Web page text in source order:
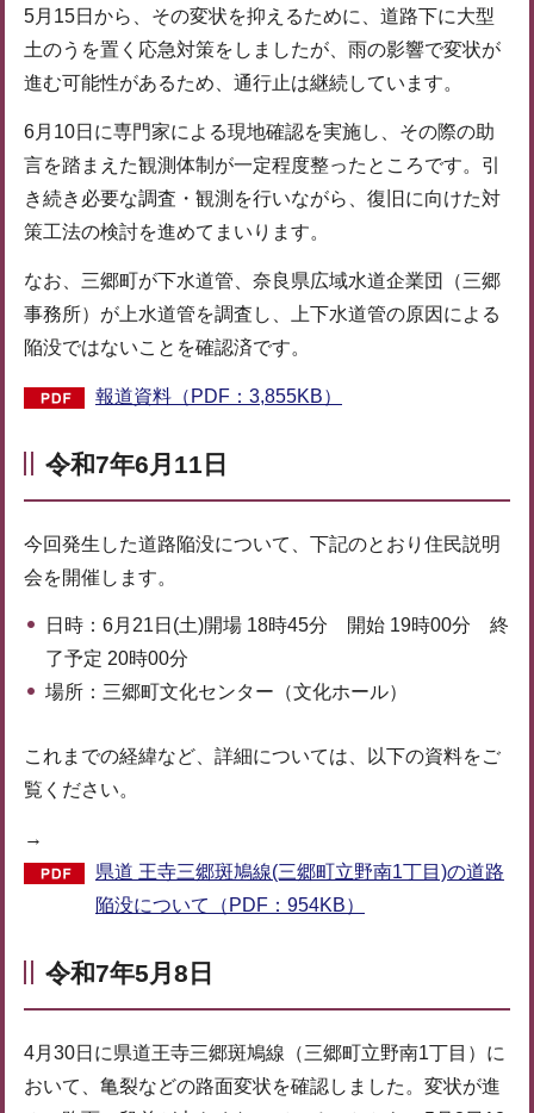
5月15日から、その変状を抑えるために、道路下に大型
土のうを置く応急対策をしましたが、雨の影響で変状が
進む可能性があるため、通行止は継続しています。
6月10日に専門家による現地確認を実施し、その際の助
言を踏まえた観測体制が一定程度整ったところです。引
き続き必要な調査・観測を行いながら、復旧に向けた対
策工法の検討を進めてまいります。
なお、三郷町が下水道管、奈良県広域水道企業団（三郷
事務所）が上水道管を調査し、上下水道管の原因による
陥没ではないことを確認済です。
報道資料（PDF：3,855KB）
令和7年6月11日
今回発生した道路陥没について、下記のとおり住民説明
会を開催します。
日時：6月21日(土)開場 18時45分 開始 19時00分 終
了予定 20時00分
場所：三郷町文化センター（文化ホール）
これまでの経緯など、詳細については、以下の資料をご
覧ください。
→
県道 王寺三郷斑鳩線(三郷町立野南1丁目)の道路
陥没について（PDF：954KB）
令和7年5月8日
4月30日に県道王寺三郷斑鳩線（三郷町立野南1丁目）に
おいて、亀裂などの路面変状を確認しました。変状が進